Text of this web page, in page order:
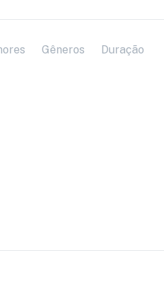
Gêneros Duração